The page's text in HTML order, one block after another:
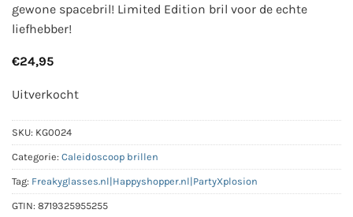
gewone spacebril! Limited Edition bril voor de echte
liefhebber!
€24,95
Uitverkocht
SKU: KG0024
Categorie: Caleidoscoop brillen
Tag: Freakyglasses.nl|Happyshopper.nl|PartyXplosion
GTIN: 8719325955255